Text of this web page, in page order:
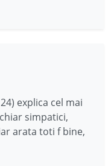
explica cel mai
simpatici,
arata toti f bine,